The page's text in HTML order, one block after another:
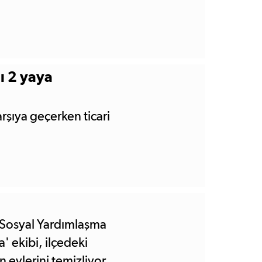
2 yaya
geçerken ticari
Yardımlaşma
ekibi, ilçedeki